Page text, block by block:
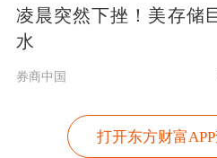
茂，农夫山泉钟睒
安、
林。
该报告在国内首次
凌晨突然下挫！美存储
水
券商中国
打开东方财富